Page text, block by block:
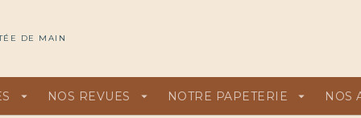
DE MAIN
arrow_drop_down NOS REVUES arrow_drop_down NOTRE PAPETERIE arrow_drop_down NOS